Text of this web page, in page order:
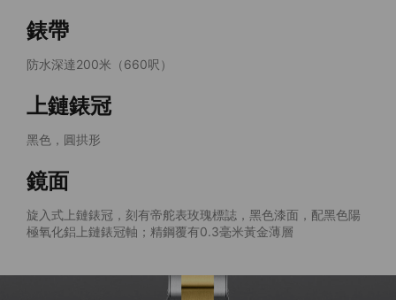
錶帶
防水深達200米（660呎）
上鏈錶冠
黑色，圓拱形
鏡面
旋入式上鏈錶冠，刻有帝舵表玫瑰標誌，黑色漆面，配黑色陽
極氧化鋁上鏈錶冠軸；精鋼覆有0.3毫米黃金薄層